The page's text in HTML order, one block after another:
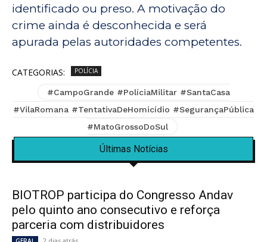
identificado ou preso. A motivação do
crime ainda é desconhecida e será
apurada pelas autoridades competentes.
CATEGORIAS: POLÍCIA
#CampoGrande #PolíciaMilitar #SantaCasa
#VilaRomana #TentativaDeHomicídio #SegurançaPública
#MatoGrossoDoSul
Últimas Notícias
BIOTROP participa do Congresso Andav
pelo quinto ano consecutivo e reforça
parceria com distribuidores